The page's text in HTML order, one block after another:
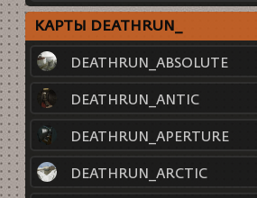
КАРТЫ DEATHRUN_
DEATHRUN_ABSOLUTE
DEATHRUN_ANTIC
DEATHRUN_APERTURE
DEATHRUN_ARCTIC